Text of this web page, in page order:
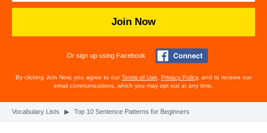
Join Now
Or sign up using Facebook
By clicking Join Now, you agree to ourTerms of Use Privacy Policy, and to receive our
email communications, which you may opt out at any time.
Vocabulary Lists ▶ Top 10 Sentence Patterns for Beginners